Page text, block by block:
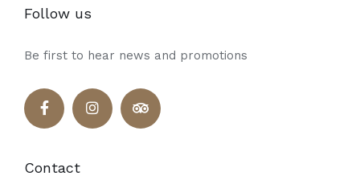
Follow us
Be first to hear news and promotions
Contact